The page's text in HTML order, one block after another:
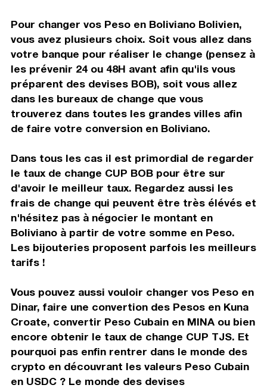
Pour changer vos Peso en Boliviano Bolivien,
vous avez plusieurs choix. Soit vous allez dans
votre banque pour réaliser le change (pensez à
les prévenir 24 ou 48H avant afin qu'ils vous
préparent des devises BOB), soit vous allez
dans les bureaux de change que vous
trouverez dans toutes les grandes villes afin
de faire votre conversion en Boliviano.
Dans tous les cas il est primordial de regarder
le taux de change CUP BOB pour être sur
d'avoir le meilleur taux. Regardez aussi les
frais de change qui peuvent être très élévés et
n'hésitez pas à négocier le montant en
Boliviano à partir de votre somme en Peso.
Les bijouteries proposent parfois les meilleurs
tarifs !
Vous pouvez aussi vouloir changer vos Peso en
Dinar, faire une convertion des Pesos en Kuna
Croate, convertir Peso Cubain en MINA ou bien
encore obtenir le taux de change CUP TJS. Et
pourquoi pas enfin rentrer dans le monde des
crypto en découvrant les valeurs Peso Cubain
en USDC ? Le monde des devises